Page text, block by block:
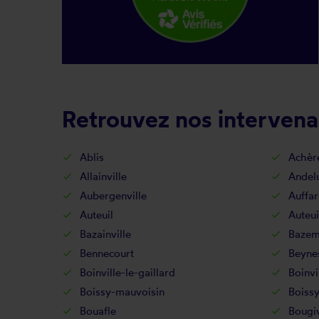
Retrouvez nos
Ablis
Allainville
Aubergenville
Auteuil
Bazainville
Bennecourt
Boinville-le-gaillard
Boissy-mauvoisin
Bouafle